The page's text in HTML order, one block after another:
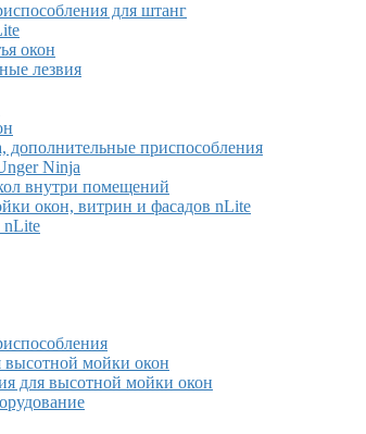
для штанг
окон
лезвия
приспособления
Ninja
внутри помещений
окон, витрин и фасадов nLite
nLite
высотной мойки окон
для высотной мойки окон